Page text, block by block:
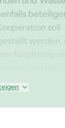
soll
werden,